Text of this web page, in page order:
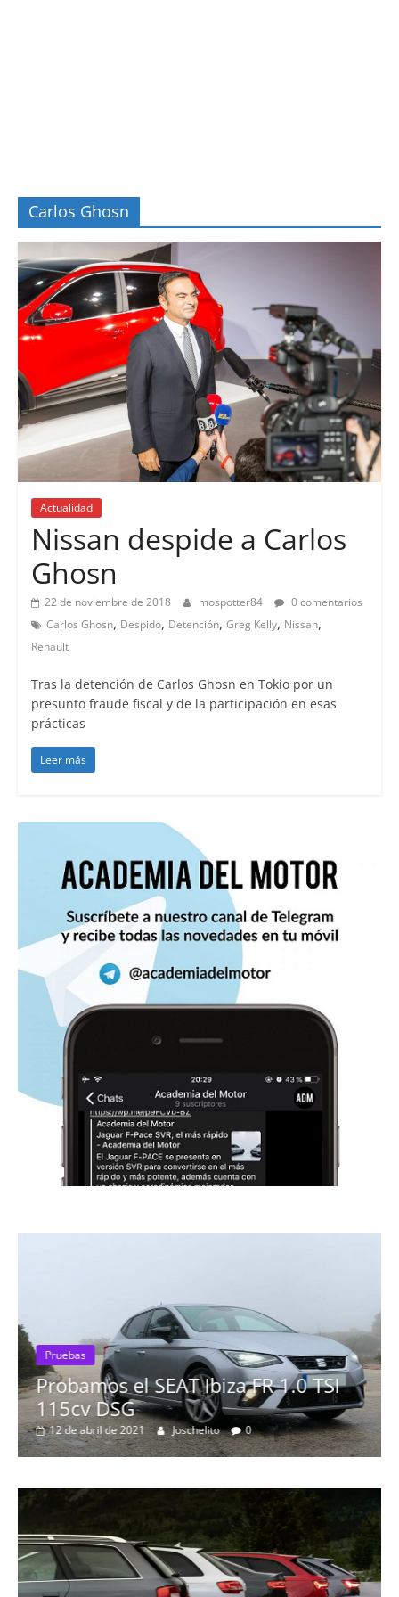
Carlos Ghosn
Actualidad
Nissan despide a Carlos
Ghosn
22 de noviembre de 2018 mospotter84
0 comentarios
Carlos Ghosn, Despido, Detención, Greg Kelly, Nissan,
Renault
Tras la detención de Carlos Ghosn en Tokio por un
presunto fraude fiscal y de la participación en esas
prácticas
Leer más
FR 1.0 TSI
0
Pruebas
19 de abril de 2020 Joschelito